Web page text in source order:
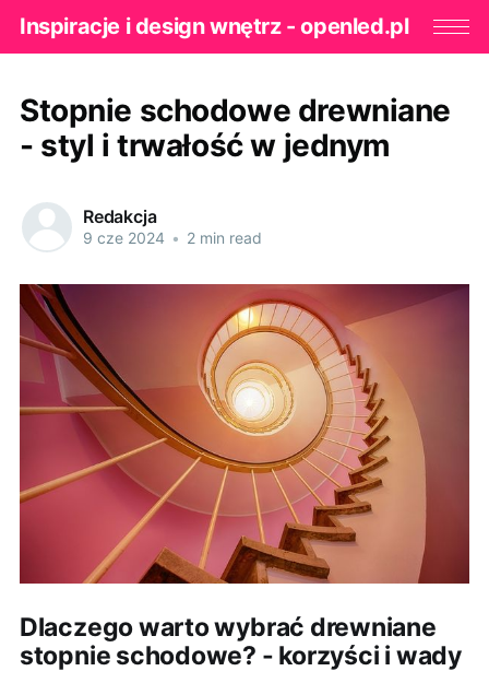
Inspiracje i design wnętrz - openled.pl
Stopnie schodowe drewniane
- styl i trwałość w jednym
Redakcja
9 cze 2024 • 2 min read
Dlaczego warto wybrać drewniane
stopnie schodowe? - korzyści i wady